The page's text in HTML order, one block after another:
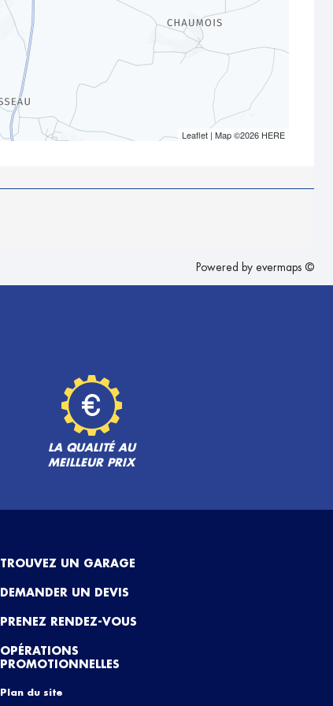
Leaflet| Map ©2026 HERE
Powered by evermaps ©
LA QUALITÉ AU
MEILLEUR PRIX
TROUVEZ UN GARAGE
DEMANDER UN DEVIS
PRENEZ RENDEZ-VOUS
OPÉRATIONS
PROMOTIONNELLES
Plan du site